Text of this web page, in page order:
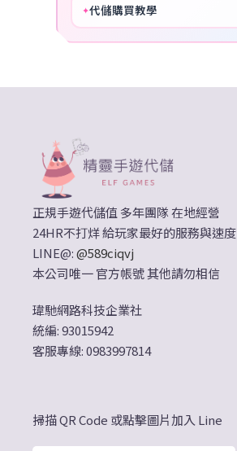
✦代儲購買教學
正規手遊代儲值 多年團隊 在地經營
24HR不打烊 給玩家最好的服務與速度
LINE@:@589ciqvj
本公司唯一 官方帳號 其他請勿相信
瑋馳網路科技企業社
統編: 93015942
客服專線: 0983997814
掃描 QR Code 或點擊圖片加入 Line